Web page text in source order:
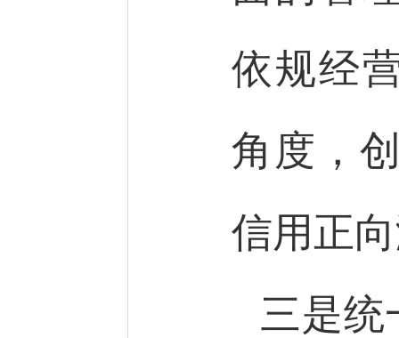
依规经
角度，
信用正
三是